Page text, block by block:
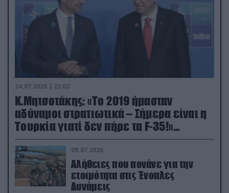
24.07.2026 | 22:02
Κ.Μητσοτάκης: «Το 2019 ήμασταν
αδύναμοι στρατιωτικά – Σήμερα είναι η
Τουρκία γιατί δεν πήρε τα F-35!»
(βίντεο)
09.07.2026
Αλήθειες που πονάνε για την
ετοιμότητα στις Ένοπλες
Δυνάμεις